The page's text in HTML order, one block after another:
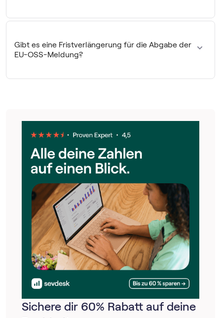
Sichere dir 60% Rabatt auf deine
Du musst du deine EU-OSS-Meldung regulär immer bis
(Kalendervierteljahr) folgt.Hier ein kleiner Überblick.
Gibt es eine Fristverlängerung für die Abgabe der
EU-OSS-Meldung?
Nein. Während du für deine Umsatz­steuer­voranmeldungen